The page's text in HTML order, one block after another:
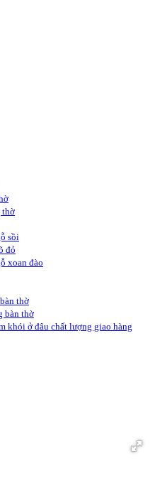
thờ
sồi
đỏ
xoan đào
thờ
bàn thờ
khói ở đâu chất lượng giao hàng